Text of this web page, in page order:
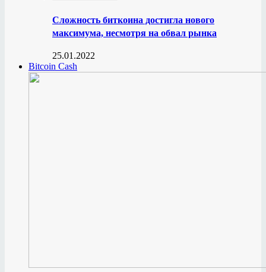
Сложность биткоина достигла нового
максимума, несмотря на обвал рынка
25.01.2022
Bitcoin Cash